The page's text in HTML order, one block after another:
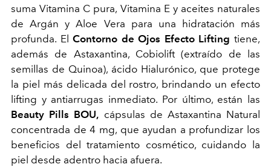
suma Vitamina C pura, Vitamina E y aceites naturales
de Argán y Aloe Vera para una hidratación más
profunda. ElContorno de Ojos Efecto Lifting tiene,
además de Astaxantina, Cobiolift (extraído de las
semillas de Quinoa), ácido Hialurónico, que protege
la piel más delicada del rostro, brindando un efecto
lifting y antiarrugas inmediato. Por último, están las
Beauty Pills BOU, cápsulas de Astaxantina Natural
concentrada de 4 mg, que ayudan a profundizar los
beneficios del tratamiento cosmético, cuidando la
piel desde adentro hacia afuera.